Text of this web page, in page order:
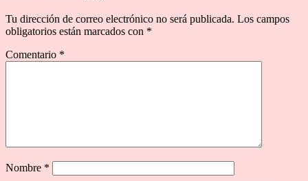
Tu dirección de correo electrónico no será publicada. Los campos
obligatorios están marcados con *
Comentario *
Nombre *